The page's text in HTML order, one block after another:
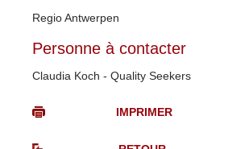
Regio Antwerpen
Personne à contacter
Claudia Koch - Quality Seekers